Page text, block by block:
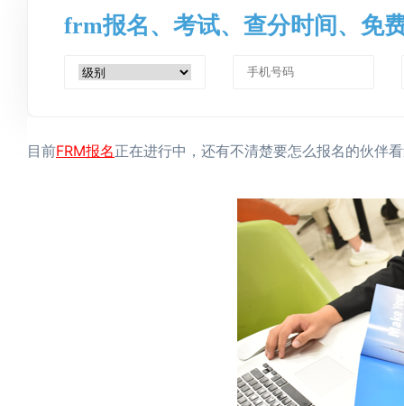
frm报名、考试、查分时间、免
目前FRM报名正在进行中，还有不清楚要怎么报名的伙伴